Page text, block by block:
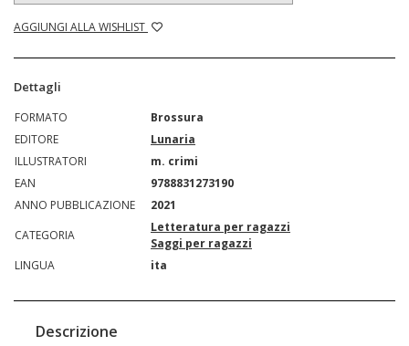
AGGIUNGI ALLA WISHLIST
Dettagli
FORMATO
Brossura
EDITORE
Lunaria
ILLUSTRATORI
m. crimi
EAN
9788831273190
ANNO PUBBLICAZIONE
2021
CATEGORIA
Letteratura per ragazzi
Saggi per ragazzi
LINGUA
ita
Descrizione